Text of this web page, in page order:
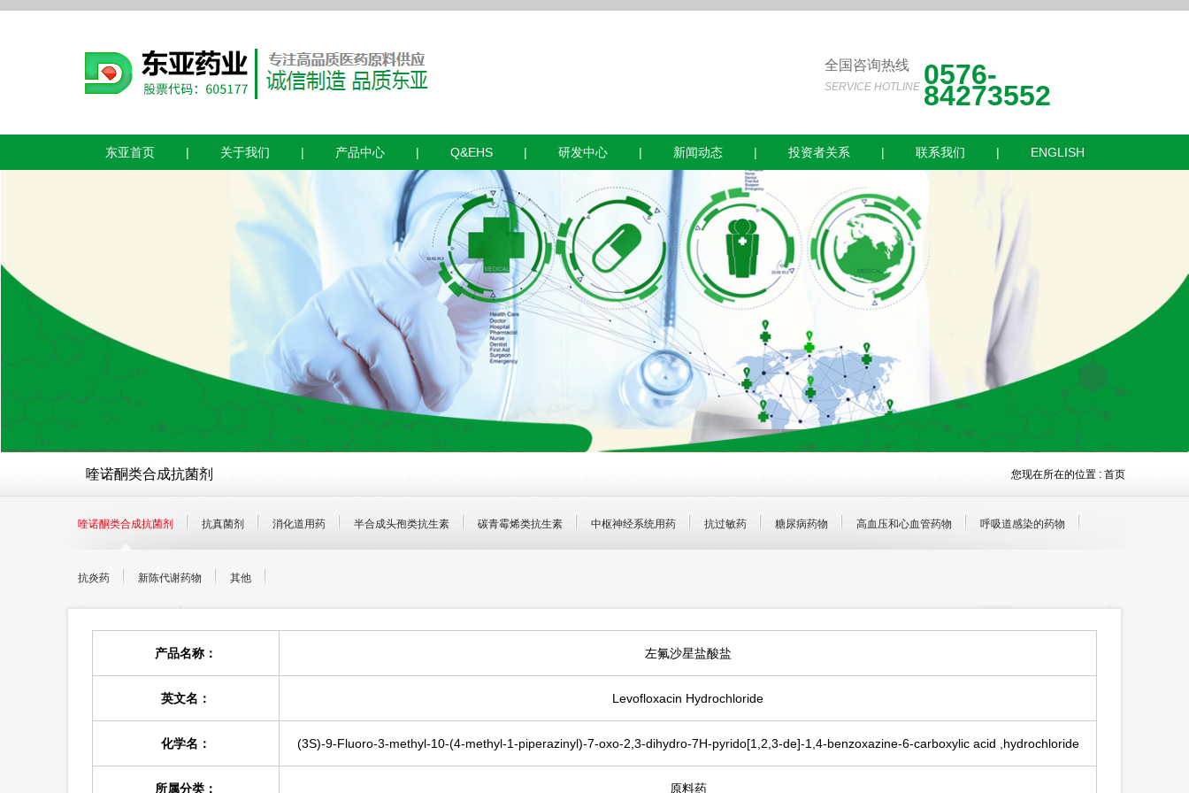
全国咨询热线
SERVICE HOTLINE 0576-
84273552
东亚首页 | 关于我们 | 产品中心 | Q&EHS | 研发中心 | 新闻动态 | 投资者关系 | 联系我们 | ENGLISH
喹诺酮类合成抗菌剂 您现在所在的位置 : 首页
喹诺酮类合成抗菌剂 抗真菌剂 消化道用药 半合成头孢类抗生素 碳青霉烯类抗生素 中枢神经系统用药 抗过敏药 糖尿病药物 高血压和心血管药物 呼吸道感染的药物
抗炎药 新陈代谢药物 其他
产品名称： 左氟沙星盐酸盐
英文名： Levofloxacin Hydrochloride
化学名： (3S)-9-Fluoro-3-methyl-10-(4-methyl-1-piperazinyl)-7-oxo-2,3-dihydro-7H-pyrido[1,2,3-de]-1,4-benzoxazine-6-carboxylic acid ,hydrochloride
所属分类： 原料药